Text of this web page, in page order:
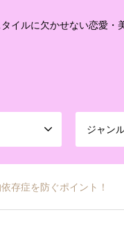
イルに欠かせない恋愛・
ジャン
存症を防ぐポイント！